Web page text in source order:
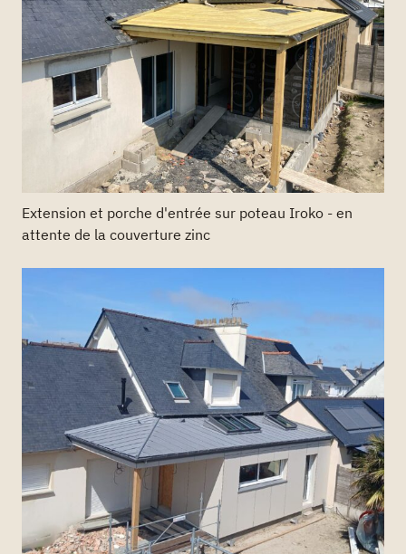
Extension et porche d'entrée sur poteau Iroko - en
attente de la couverture zinc